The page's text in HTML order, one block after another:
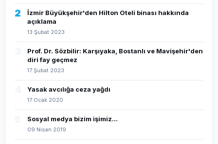
2
İzmir Büyükşehir'den Hilton Oteli binası hakkında
açıklama
13 Şubat 2023
Prof. Dr. Sözbilir: Karşıyaka, Bostanlı ve Mavişehir'den
diri fay geçmez
17 Şubat 2023
Yasak avcılığa ceza yağdı
17 Ocak 2020
Sosyal medya bizim işimiz...
09 Nisan 2019